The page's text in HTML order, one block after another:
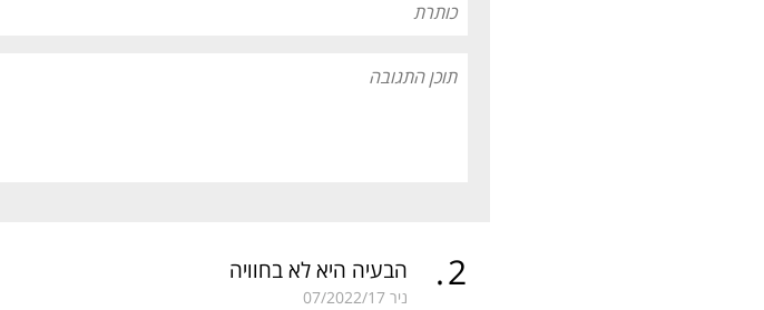
2
. הבעיה היא לא בחוויה
ניר 07/2022/17